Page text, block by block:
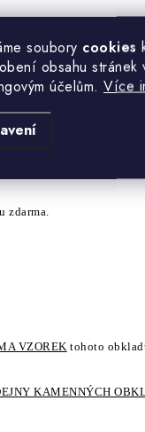
soubory cookies
obsahu stránek
účelům. Více
zdarma.
VZOREK tohoto
KAMENNÝCH